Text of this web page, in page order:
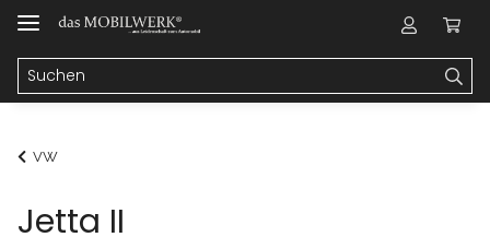
VW
Jetta II